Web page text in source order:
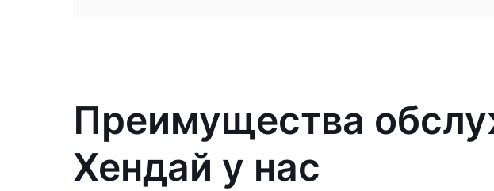
Преимущества
Хендай у нас